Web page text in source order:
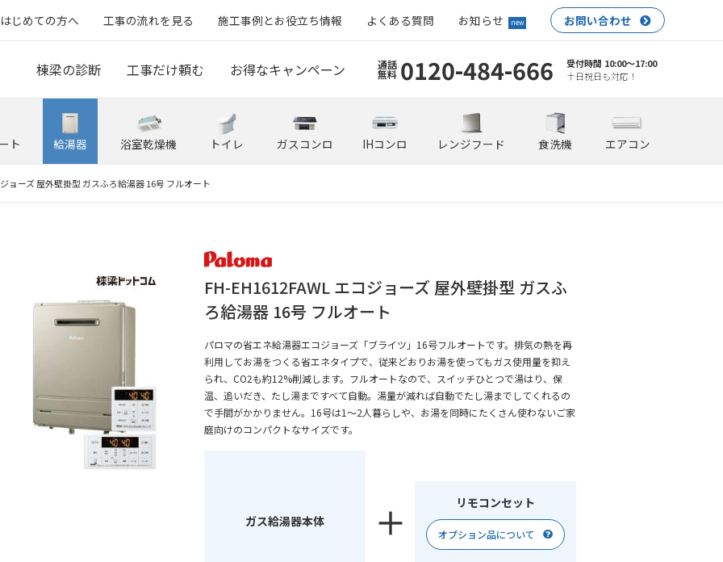
はじめての方へ 工事の流れを見る 施工事例とお役立ち情報 よくある質問 お知らせ new お問い合わせ
棟梁の診断 工事だけ頼む お得なキャンペーン 通話
無料 0120-484-666
受付時間 10:00〜17:00
土日祝日も対応！
ト 給湯器 浴室乾燥機 トイレ ガスコンロ IHコンロ レンジフード 食洗機 エアコン
ョーズ 屋外壁掛型 ガスふろ給湯器 16号 フルオート
FH-EH1612FAWL エコジョーズ 屋外壁掛型 ガスふ
ろ給湯器 16号 フルオート
パロマの省エネ給湯器エコジョーズ「ブライツ」16号フルオートです。排気の熱を再
利用してお湯をつくる省エネタイプで、従来どおりお湯を使ってもガス使用量を抑え
られ、CO2も約12%削減します。フルオートなので、スイッチひとつで湯はり、保
温、追いだき、たし湯まですべて自動。湯量が減れば自動でたし湯までしてくれるの
で手間がかかりません。16号は1〜2人暮らしや、お湯を同時にたくさん使わないご家
庭向けのコンパクトなサイズです。
ガス給湯器本体
リモコンセット
オプション品について